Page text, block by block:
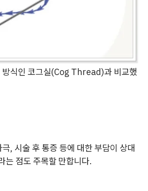
방식인 코그실(Cog Thread)과 비교했
, 시술 후 통증 등에 대한 부담이 상대
는 점도 주목할 만합니다.